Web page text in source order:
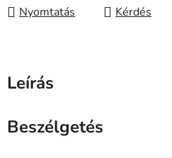
Nyomtatás
Kérdés
Leírás
Beszélgetés